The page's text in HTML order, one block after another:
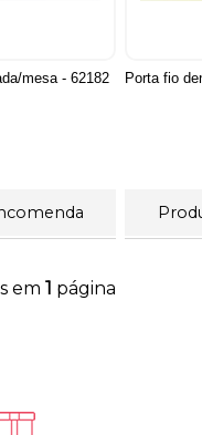
mesa - 62182
Porta fio
em 1 página